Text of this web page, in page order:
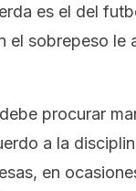
es el del
el sobrepeso le
procurar
a la
en